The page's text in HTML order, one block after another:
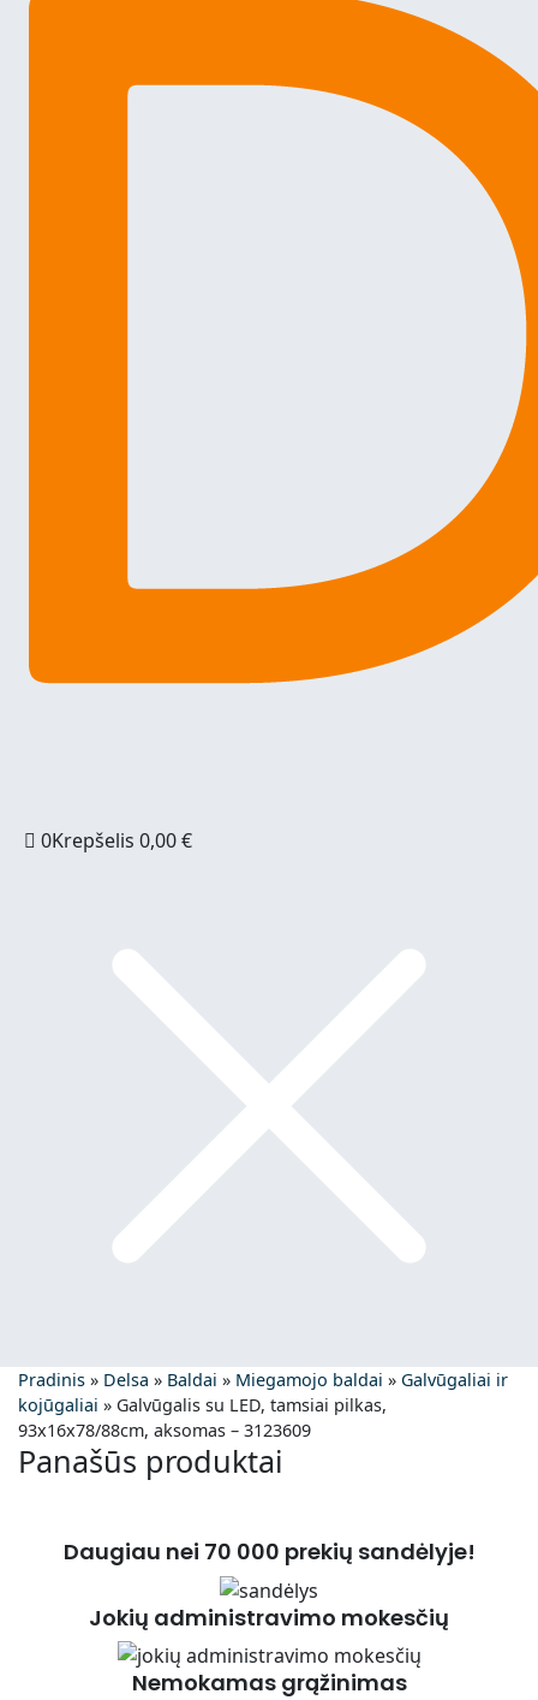
0Krepšelis0,00€
Pradinis » Delsa » Baldai » Miegamojo baldai » Galvūgaliai ir
kojūgaliai » Galvūgalis su LED, tamsiai pilkas,
93x16x78/88cm, aksomas – 3123609
Panašūs produktai
Daugiau nei 70 000 prekių sandėlyje!
Jokių administravimo mokesčių
Nemokamas grąžinimas